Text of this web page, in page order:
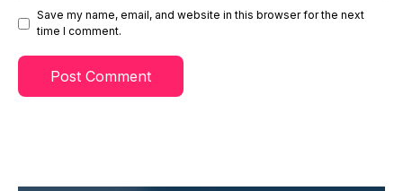
Save my name, email, and website in this browser for the next
time I comment.